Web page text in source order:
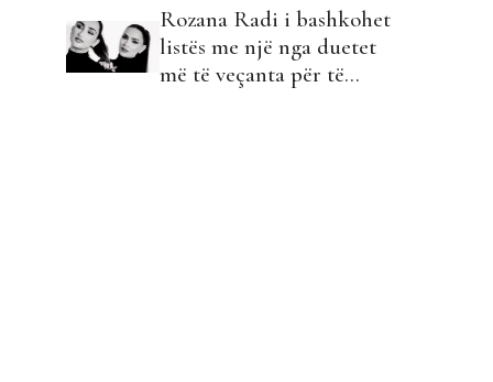
Tiranë…
Rozana Radi i bashkohet
listës me një nga duetet
më të veçanta për të…